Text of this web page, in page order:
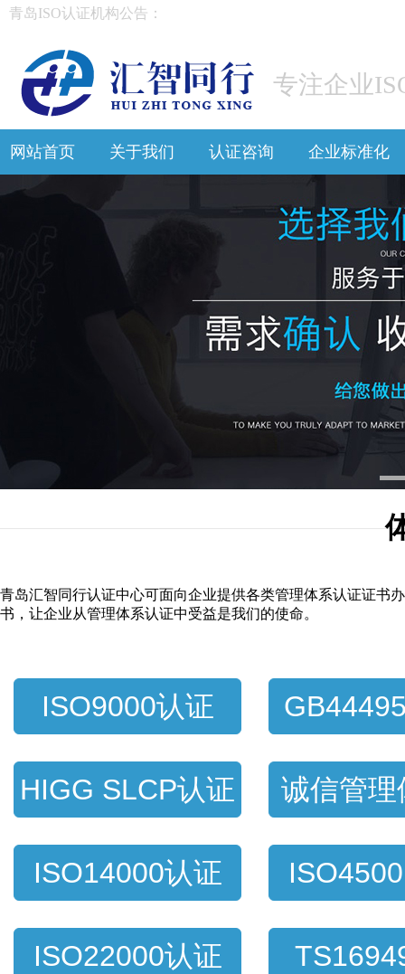
青岛ISO认证机构公告：
专注企业
网站首页 关于我们 认证咨询 企业标准化
1
青岛汇智同行认证中心可面向企业提供各类管理体系认证证书
书，让企业从管理体系认证中受益是我们的使命。
ISO9000认证
认
HIGG SLCP认证
诚信管理
证
ISO14000认证
ISO22000认证